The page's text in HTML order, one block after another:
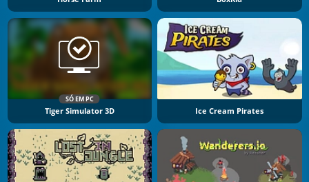
SÓ EM PC
Tiger Simulator 3D Ice Cream Pirates